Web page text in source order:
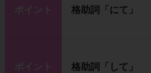
ポイント 格助詞「にて」
ポイント 格助詞「して」